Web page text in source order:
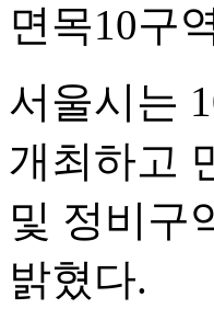
면목10구
서울시는
개최하고
및 정비구
밝혔다.